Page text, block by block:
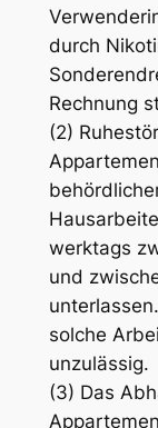
durch
Rechnung
(2)
werktags
und
solche
unzulässig.
(3) Das